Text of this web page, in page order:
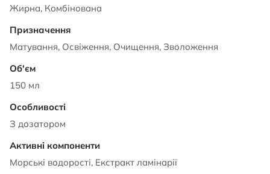
Жирна, Комбінована
Матування, Освіження, Очищення, Зволоження
150 мл
З дозатором
Морські водорості, Екстракт ламінарії